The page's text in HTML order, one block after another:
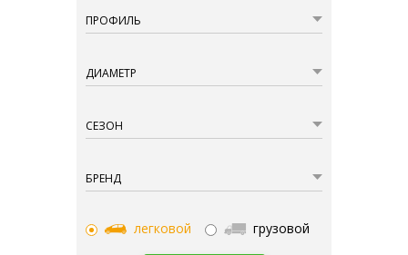
ПРОФИЛЬ
ДИАМЕТР
СЕЗОН
БРЕНД
легковой грузовой